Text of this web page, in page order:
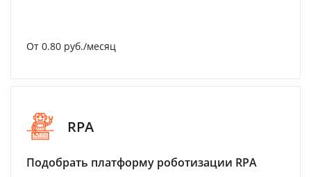
От 0.80 руб./месяц
RPA
Подобрать платформу роботизации RPA